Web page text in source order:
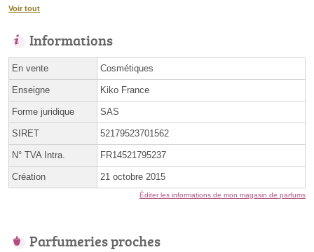
Voir tout
Informations
En vente Cosmétiques
Enseigne Kiko France
Forme juridique SAS
SIRET 52179523701562
N° TVA Intra. FR14521795237
Création 21 octobre 2015
Éditer les informations de mon magasin de parfums
Parfumeries proches